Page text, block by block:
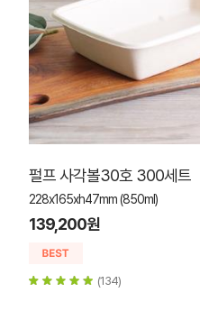
펄프 사각볼30호 300세트
228x165xh47mm (850ml)
139,200원
(134)